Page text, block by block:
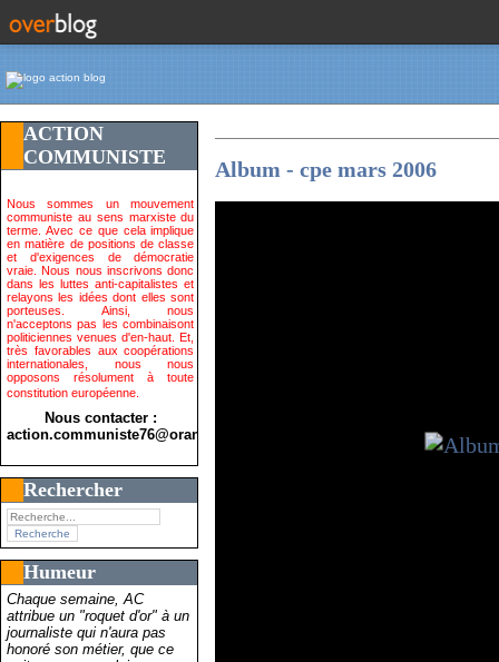
ACTION
COMMUNISTE
Nous sommes un mouvement
communiste au sens marxiste du
terme. Avec ce que cela implique
en matière de positions de classe
et d'exigences de démocratie
vraie. Nous nous inscrivons donc
dans les luttes anti-capitalistes et
relayons les idées dont elles sont
porteuses. Ainsi, nous
n'acceptons pas les combinaisont
politiciennes venues d'en-haut. Et,
très favorables aux coopérations
internationales, nous nous
opposons résolument à toute
constitution européenne.
Nous contacter :
action.communiste76@orange.fr>
Rechercher
Humeur
Chaque semaine, AC
attribue un "roquet d'or" à un
journaliste qui n'aura pas
honoré son métier, que ce
Album - cpe mars 2006